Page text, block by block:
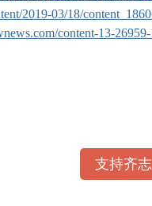
2019-03/18/
content-13-
支持齐志